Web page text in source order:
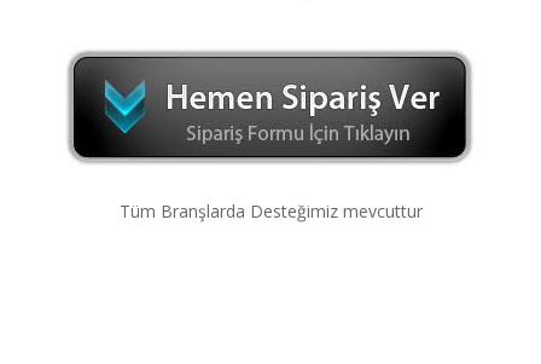
Tüm Branşlarda Desteğimiz mevcuttur